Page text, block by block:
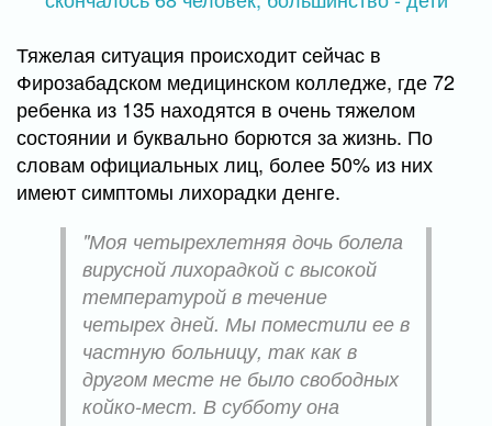
Тяжелая ситуация происходит сейчас в
Фирозабадском медицинском колледже, где 72
ребенка из 135 находятся в очень тяжелом
состоянии и буквально борются за жизнь. По
словам официальных лиц, более 50% из них
имеют симптомы лихорадки денге.
"Моя четырехлетняя дочь болела
вирусной лихорадкой с высокой
температурой в ​​течение
четырех дней. Мы поместили ее в
частную больницу, так как в
другом месте не было свободных
койко-мест. В субботу она